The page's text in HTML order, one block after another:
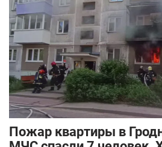
Пожар квартиры в